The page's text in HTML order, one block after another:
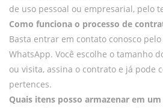
de uso pessoal ou empresarial, pelo
Como funciona o processo de
Basta entrar em contato conosco
WhatsApp. Você escolhe o tamanho
ou visita, assina o contrato e já pode
pertences.
Quais itens posso armazenar em